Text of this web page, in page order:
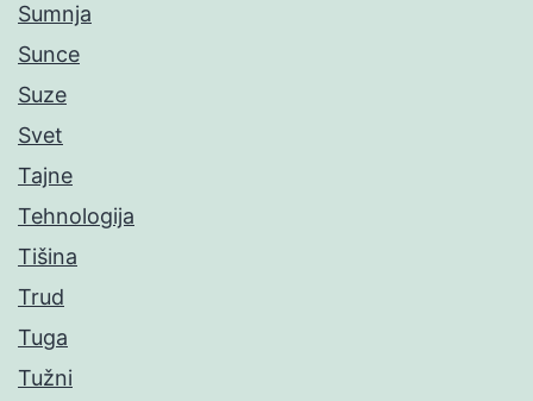
Sumnja
Sunce
Suze
Svet
Tajne
Tehnologija
Tišina
Trud
Tuga
Tužni